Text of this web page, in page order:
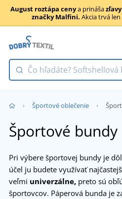
August roztápa cenya prináša
značky Malfini. Akcia trvá len
Športové oblečenie
Športové bundy
Pri výbere športovej bundy je
účel ju budete využívať
veľmi univerzálne, preto sú
športovcov. Páperová bunda je